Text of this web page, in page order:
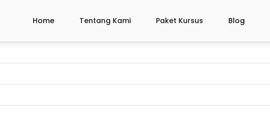
Home Tentang Kami Paket Kursus Blog